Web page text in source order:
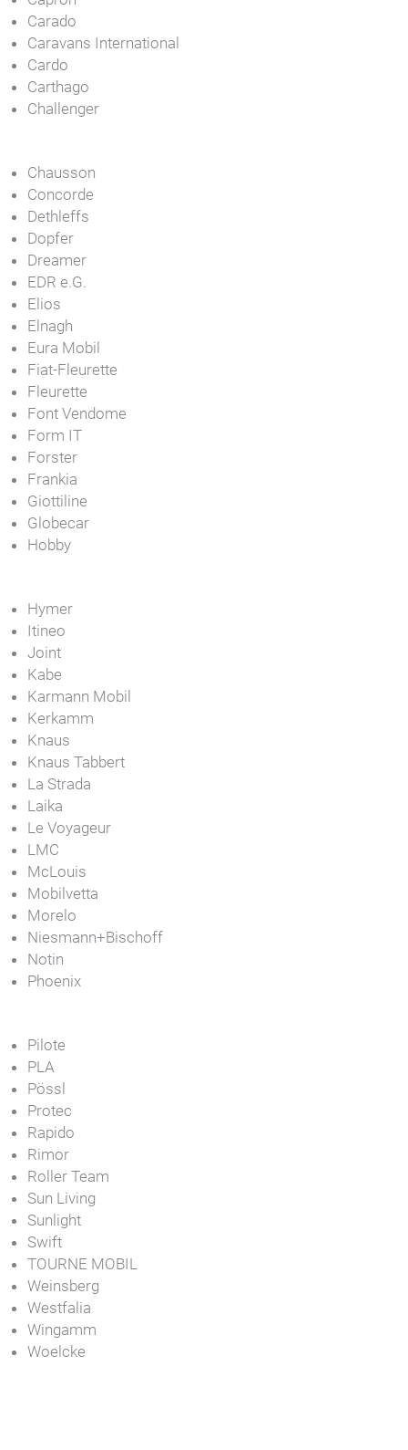
Carado
Caravans International
Cardo
Carthago
Challenger
Chausson
Concorde
Dethleffs
Dopfer
Dreamer
EDR e.G.
Elios
Elnagh
Eura Mobil
Fiat-Fleurette
Fleurette
Font Vendome
Form IT
Forster
Frankia
Giottiline
Globecar
Hobby
Hymer
Itineo
Joint
Kabe
Karmann Mobil
Kerkamm
Knaus
Knaus Tabbert
La Strada
Laika
Le Voyageur
LMC
McLouis
Mobilvetta
Morelo
Niesmann+Bischoff
Notin
Phoenix
Pilote
PLA
Pössl
Protec
Rapido
Rimor
Roller Team
Sun Living
Sunlight
Swift
TOURNE MOBIL
Weinsberg
Westfalia
Wingamm
Woelcke